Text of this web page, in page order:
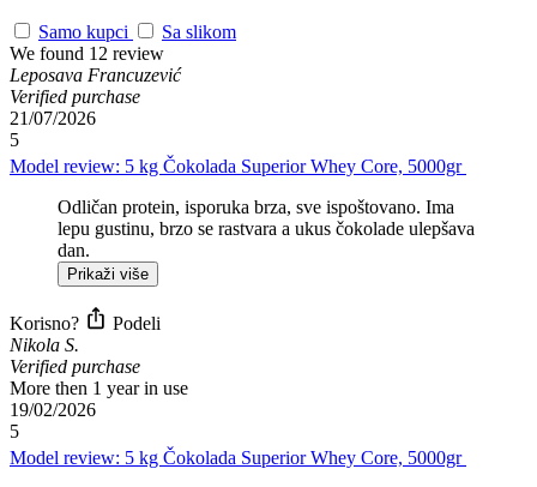
Samo kupci
Sa slikom
We found 12 review
Leposava Francuzević
Verified purchase
21/07/2026
5
Model review: 5 kg Čokolada Superior Whey Core, 5000gr
Odličan protein, isporuka brza, sve ispoštovano. Ima
lepu gustinu, brzo se rastvara a ukus čokolade ulepšava
dan.
Prikaži više
Korisno?
Podeli
Nikola S.
Verified purchase
More then 1 year in use
19/02/2026
5
Model review: 5 kg Čokolada Superior Whey Core, 5000gr